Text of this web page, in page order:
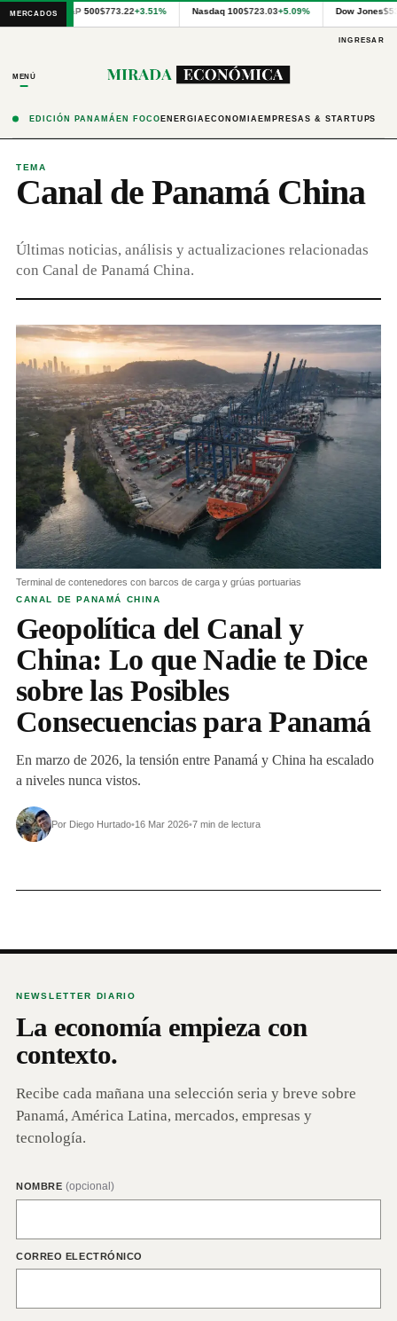
MERCADOS S&P 500$773.22+3.51% Nasdaq 100$723.03+5.09% Dow Jones
Cotizaciones
internacionales
Financial
Modeling
precios
por
Latinex
para
INGRESAR
MENÚ
EDICIÓN PANAMÁ EN FOCO ENERGÍA ECONOMÍA EMPRESAS & STARTUPS
TEMA
Canal de Panamá China
Últimas noticias, análisis y actualizaciones relacionadas
con Canal de Panamá China.
CANAL DE PANAMÁ CHINA
Geopolítica del Canal y
China: Lo que Nadie te Dice
sobre las Posibles
Consecuencias para Panamá
En marzo de 2026, la tensión entre Panamá y China ha escalado
a niveles nunca vistos.
Por Diego Hurtado•16 Mar 2026•7 min de lectura
Terminal de contenedores con barcos de carga y grúas portuarias
NEWSLETTER DIARIO
La economía empieza con
contexto.
Recibe cada mañana una selección seria y breve sobre
Panamá, América Latina, mercados, empresas y
tecnología.
NOMBRE (opcional)
CORREO ELECTRÓNICO